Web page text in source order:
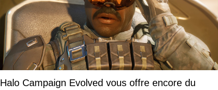
Halo Campaign Evolved vous offre encore du